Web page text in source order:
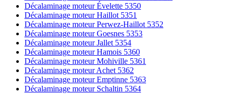
Décalaminage moteur Évelette 5350
Décalaminage moteur Haillot 5351
Décalaminage moteur Perwez-Haillot 5352
Décalaminage moteur Goesnes 5353
Décalaminage moteur Jallet 5354
Décalaminage moteur Hamois 5360
Décalaminage moteur Mohiville 5361
Décalaminage moteur Achet 5362
Décalaminage moteur Emptinne 5363
Décalaminage moteur Schaltin 5364